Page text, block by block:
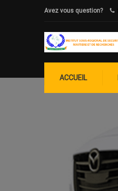
Avez vous question?
ACCUEIL